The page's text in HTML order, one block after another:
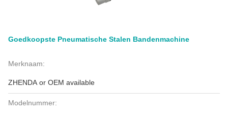
Goedkoopste Pneumatische Stalen Bandenmachine
Merknaam:
ZHENDA or OEM available
Modelnummer: